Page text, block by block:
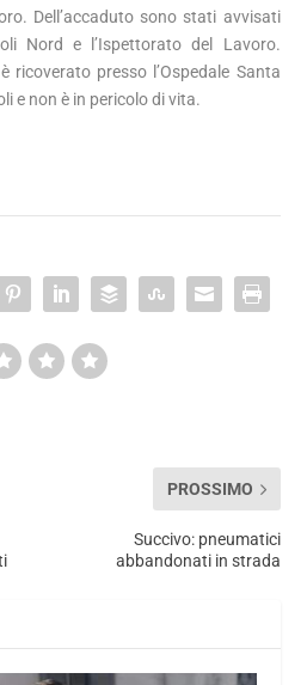
Dell’accaduto sono stati avvisati
Nord e l’Ispettorato del Lavoro.
ricoverato presso l’Ospedale Santa
e non è in pericolo di vita.
PROSSIMO
Succivo: pneumatici
abbandonati in strada